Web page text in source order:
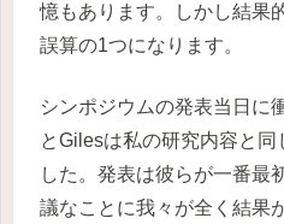
憶もあります。しかし結果
誤算の1つになります。
シンポジウムの発表当日に
とGilesは私の研究内容と同
した。発表は彼らが一番最
議なことに我々が全く結果